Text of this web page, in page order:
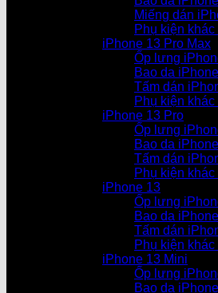
Miếng dán
Phụ kiện
iPhone 13 Pro Max
Ốp lưng
Bao da
Tấm dán
Phụ kiện
iPhone 13 Pro
Ốp lưng
Bao da
Tấm dán
Phụ kiện
iPhone 13
Ốp lưng
Bao da
Tấm dán
Phụ kiện
iPhone 13 Mini
Ốp lưng
Bao da